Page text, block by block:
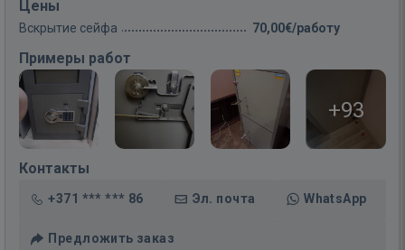
Цены
Вскрытие сейфа 70,00€/работу
Примеры работ
+93
Контакты
+371 *** *** 86 Эл. почта WhatsApp
Предложить заказ